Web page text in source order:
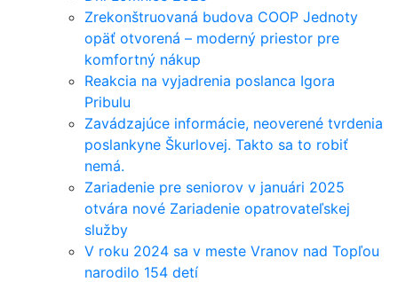
Zrekonštruovaná budova COOP Jednoty
opäť otvorená – moderný priestor pre
komfortný nákup
Reakcia na vyjadrenia poslanca Igora
Pribulu
Zavádzajúce informácie, neoverené tvrdenia
poslankyne Škurlovej. Takto sa to robiť
nemá.
Zariadenie pre seniorov v januári 2025
otvára nové Zariadenie opatrovateľskej
služby
V roku 2024 sa v meste Vranov nad Topľou
narodilo 154 detí